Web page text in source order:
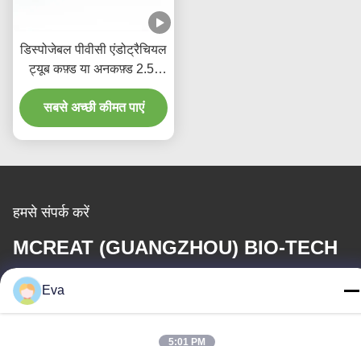
डिस्पोजेबल पीवीसी एंडोट्रैचियल
ट्यूब कफ़्ड या अनकफ़्ड 2.5-
10.0 मिमी
सबसे अच्छी कीमत पाएं
हमसे संपर्क करें
MCREAT (GUANGZHOU) BIO-TECH
CO.,LTD
ईमेल
Eva
5:01 PM